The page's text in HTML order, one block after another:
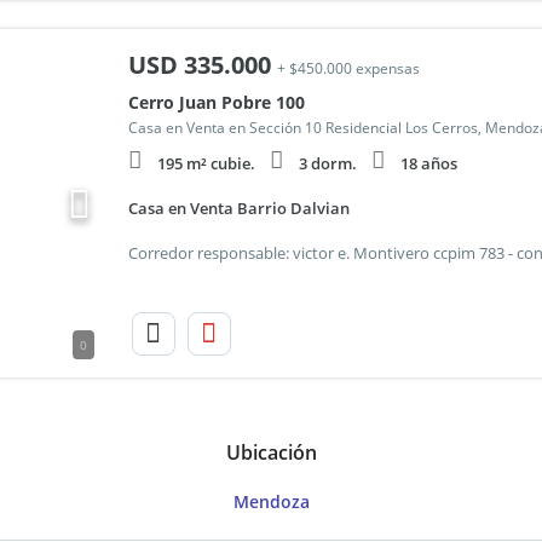
0
USD 335.000 + $450.000 expensas
Cerro Juan Pobre 100
Casa en Venta en Sección 10 Residencial Los Cerros,
195 m² cubie. 3 dorm. 18 años
Casa en Venta Barrio Dalvian
Ubicación
Mendoza